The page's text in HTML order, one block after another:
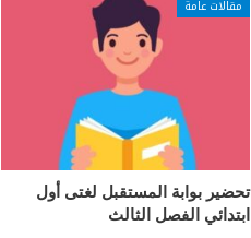
مقالات عامة
تحضير بوابة المستقبل لغتى أول
ابتدائي الفصل الثالث